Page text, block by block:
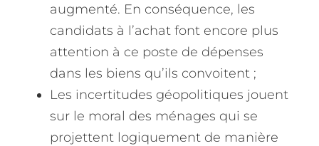
augmenté. En conséquence, les
candidats à l’achat font encore plus
attention à ce poste de dépenses
dans les biens qu’ils convoitent ;
Les incertitudes géopolitiques jouent
sur le moral des ménages qui se
projettent logiquement de manière